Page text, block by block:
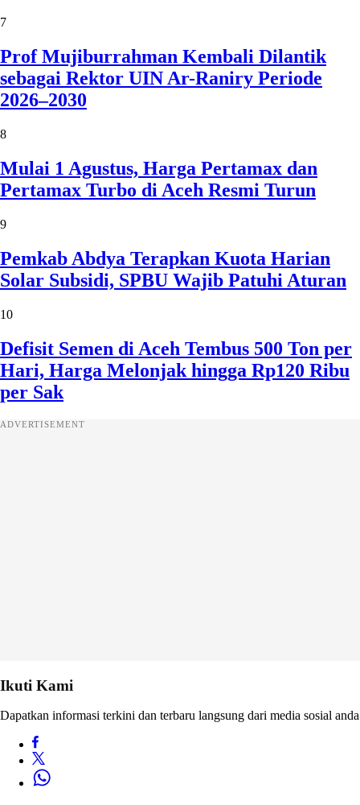
7
Prof Mujiburrahman Kembali Dilantik
sebagai Rektor UIN Ar-Raniry Periode
2026–2030
8
Mulai 1 Agustus, Harga Pertamax dan
Pertamax Turbo di Aceh Resmi Turun
9
Pemkab Abdya Terapkan Kuota Harian
Solar Subsidi, SPBU Wajib Patuhi Aturan
10
Defisit Semen di Aceh Tembus 500 Ton per
Hari, Harga Melonjak hingga Rp120 Ribu
per Sak
ADVERTISEMENT
Ikuti Kami
Dapatkan informasi terkini dan terbaru langsung dari media sosial anda